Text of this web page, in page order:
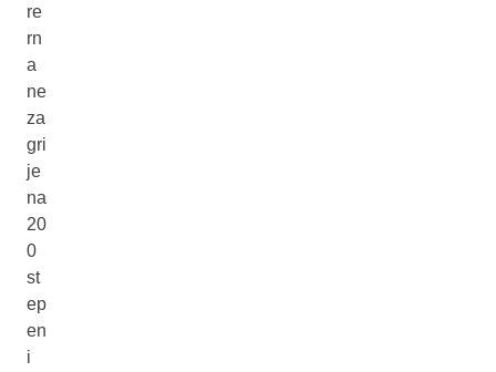
re
rn
a
ne
za
gri
je
na
20
0
st
ep
en
i